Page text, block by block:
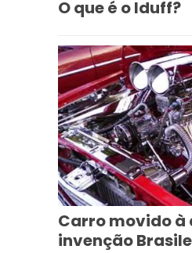
O que é o Iduff?
Carro movido à
invenção